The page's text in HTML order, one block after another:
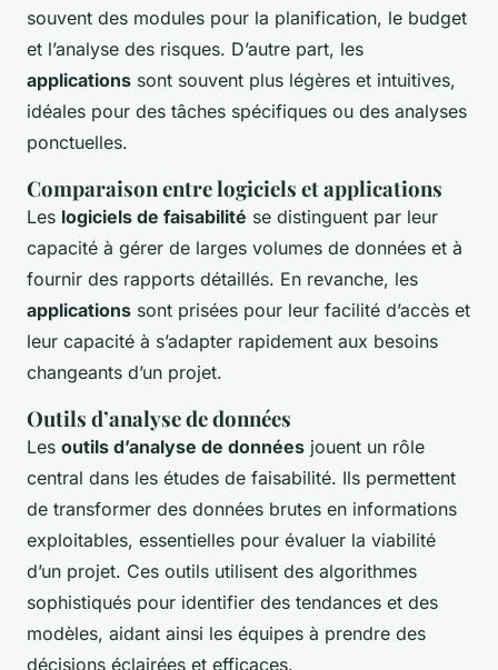
souvent des modules pour la planification, le budget
et l’analyse des risques. D’autre part, les
applications sont souvent plus légères et intuitives,
idéales pour des tâches spécifiques ou des analyses
ponctuelles.
Comparaison entre logiciels et applications
Les logiciels de faisabilité se distinguent par leur
capacité à gérer de larges volumes de données et à
fournir des rapports détaillés. En revanche, les
applications sont prisées pour leur facilité d’accès et
leur capacité à s’adapter rapidement aux besoins
changeants d’un projet.
Outils d’analyse de données
Les outils d’analyse de données jouent un rôle
central dans les études de faisabilité. Ils permettent
de transformer des données brutes en informations
exploitables, essentielles pour évaluer la viabilité
d’un projet. Ces outils utilisent des algorithmes
sophistiqués pour identifier des tendances et des
modèles, aidant ainsi les équipes à prendre des
décisions éclairées et efficaces.